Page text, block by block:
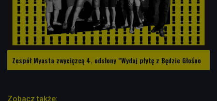
Zespół Myasta zwycięzcą 4. odsłony "Wydaj płytę z Będzie Głośno
Zobacz także: